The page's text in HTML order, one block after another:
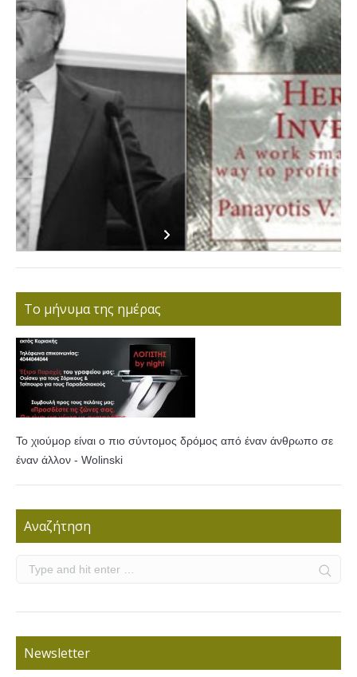
Το μήνυμα της ημέρας
Το χιούμορ είναι ο πιο σύντομος δρόμος από έναν άνθρωπο σε
έναν άλλον - Wolinski
Αναζήτηση
Newsletter